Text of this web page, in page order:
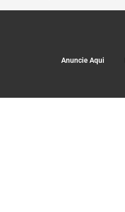
Anuncie Aqui